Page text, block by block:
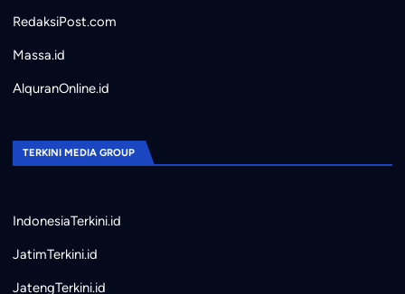
RedaksiPost.com
Massa.id
AlquranOnline.id
TERKINI MEDIA GROUP
IndonesiaTerkini.id
JatimTerkini.id
JatengTerkini.id